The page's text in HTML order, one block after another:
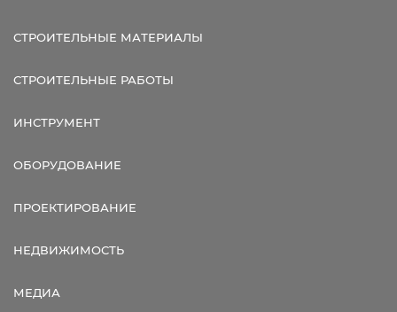
СТРОИТЕЛЬНЫЕ МАТЕРИАЛЫ
СТРОИТЕЛЬНЫЕ РАБОТЫ
ИНСТРУМЕНТ
ОБОРУДОВАНИЕ
ПРОЕКТИРОВАНИЕ
НЕДВИЖИМОСТЬ
МЕДИА